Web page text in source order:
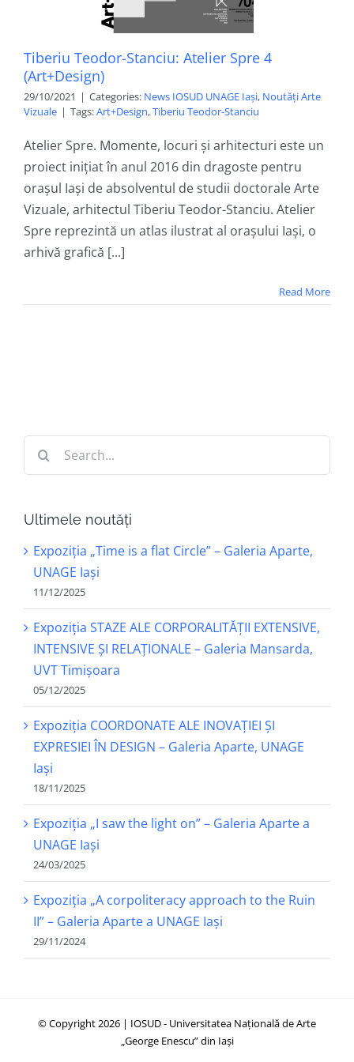
Tiberiu Teodor-Stanciu: Atelier Spre 4
(Art+Design)
29/10/2021 | Categories: News IOSUD UNAGE Iași, Noutăți Arte
Vizuale | Tags:Art+Design,Tiberiu Teodor-Stanciu
Atelier Spre. Momente, locuri și arhitecturi este un
proiect inițiat în anul 2016 din dragoste pentru
orașul Iași de absolventul de studii doctorale Arte
Vizuale, arhitectul Tiberiu Teodor-Stanciu. Atelier
Spre reprezintă un atlas ilustrat al orașului Iași, o
arhivă grafică [...]
Read More
Ultimele noutăți
Expoziția „Time is a flat Circle” – Galeria Aparte,
UNAGE Iași
11/12/2025
Expoziția STAZE ALE CORPORALITĂȚII EXTENSIVE,
INTENSIVE ȘI RELAȚIONALE – Galeria Mansarda,
UVT Timișoara
05/12/2025
Expoziția COORDONATE ALE INOVAȚIEI ȘI
EXPRESIEI ÎN DESIGN – Galeria Aparte, UNAGE
Iași
18/11/2025
Expoziția „I saw the light on” – Galeria Aparte a
UNAGE Iași
24/03/2025
Expoziția „A corpoliteracy approach to the Ruin
II” – Galeria Aparte a UNAGE Iași
29/11/2024
© Copyright 2026 | IOSUD - Universitatea Națională de Arte
„George Enescu” din Iași